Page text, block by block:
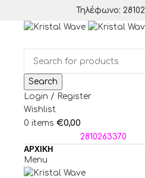
Τηλέφωνο:
Search
Login / Register
Wishlist
0 items €0,00
2810263370
ΑΡΧΙΚΗ
Menu